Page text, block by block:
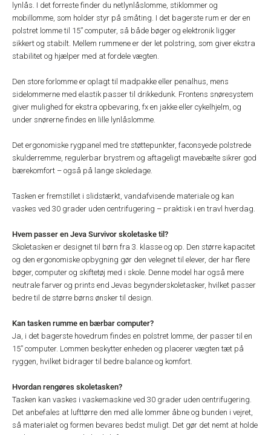
lynlås. I det forreste finder du netlynlåslomme, stiklommer og
mobillomme, som holder styr på småting. I det bagerste rum er der en
polstret lomme til 15” computer, så både bøger og elektronik ligger
sikkert og stabilt. Mellem rummene er der let polstring, som giver ekstra
stabilitet og hjælper med at fordele vægten.
Den store forlomme er oplagt til madpakke eller penalhus, mens
sidelommerne med elastik passer til drikkedunk. Frontens snøresystem
giver mulighed for ekstra opbevaring, fx en jakke eller cykelhjelm, og
under snørerne findes en lille lynlåslomme.
Det ergonomiske rygpanel med tre støttepunkter, faconsyede polstrede
skulderremme, regulerbar brystrem og aftageligt mavebælte sikrer god
bærekomfort – også på lange skoledage.
Tasken er fremstillet i slidstærkt, vandafvisende materiale og kan
vaskes ved 30 grader uden centrifugering – praktisk i en travl hverdag.
Hvem passer en Jeva Survivor skoletaske til?
Skoletasken er designet til børn fra 3. klasse og op. Den større kapacitet
og den ergonomiske opbygning gør den velegnet til elever, der har flere
bøger, computer og skiftetøj med i skole. Denne model har også mere
neutrale farver og prints end Jevas begynderskoletasker, hvilket passer
bedre til de større børns ønsker til design.
Kan tasken rumme en bærbar computer?
Ja, i det bagerste hovedrum findes en polstret lomme, der passer til en
15” computer. Lommen beskytter enheden og placerer vægten tæt på
ryggen, hvilket bidrager til bedre balance og komfort.
Hvordan rengøres skoletasken?
Tasken kan vaskes i vaskemaskine ved 30 grader uden centrifugering.
Det anbefales at lufttørre den med alle lommer åbne og bunden i vejret,
så materialet og formen bevares bedst muligt. Det gør det nemt at holde